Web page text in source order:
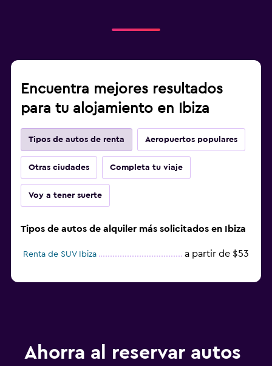
Encuentra mejores resultados
para tu alojamiento en Ibiza
Tipos de autos de renta Aeropuertos populares
Otras ciudades Completa tu viaje
Voy a tener suerte
Tipos de autos de alquiler más solicitados en Ibiza
Renta de SUV Ibiza a partir de $53
Ahorra al reservar autos